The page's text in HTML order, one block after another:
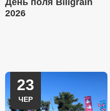
День поля Biligrain
2026
23
ЧЕР